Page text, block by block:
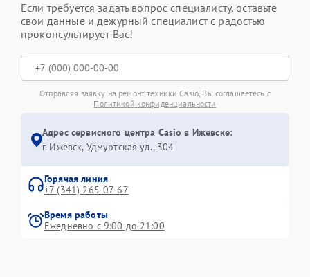
Если требуется задать вопрос специалисту, оставьте
свои данные и дежурный специалист с радостью
проконсультирует Вас!
Отправляя заявку на ремонт техники Casio, Вы соглашаетесь с
Политикой конфиденциальности
Адрес сервисного центра Casio в Ижевске:
г. Ижевск, Удмуртская ул., 304
Горячая линия
+7 (341) 265-07-67
Время работы
Ежедневно с 9:00 до 21:00